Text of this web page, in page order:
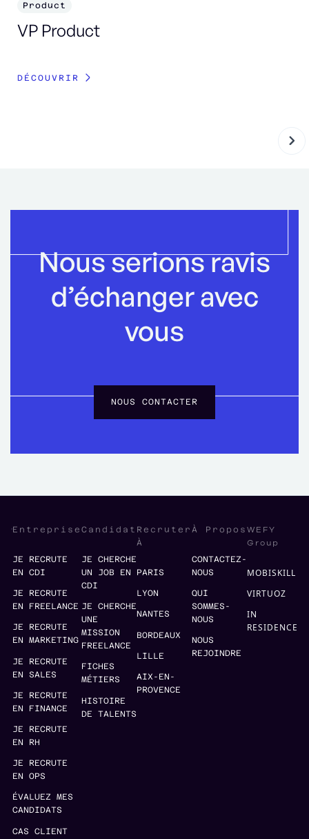
Product
VP Product
DÉCOUVRIR
Nous serions ravis
d’échanger avec
vous
NOUS CONTACTER
Entreprise
JE RECRUTE
EN CDI
JE RECRUTE
EN FREELANCE
JE RECRUTE
EN MARKETING
JE RECRUTE
EN SALES
JE RECRUTE
EN FINANCE
JE RECRUTE
EN RH
JE RECRUTE
EN OPS
ÉVALUEZ MES
CANDIDATS
CAS CLIENT
Candidat
JE CHERCHE
UN JOB EN
CDI
JE CHERCHE
UNE
MISSION
FREELANCE
FICHES
MÉTIERS
HISTOIRE
DE TALENTS
Recruter
À
PARIS
LYON
NANTES
BORDEAUX
LILLE
AIX-EN-
PROVENCE
À Propos
CONTACTEZ-
NOUS
QUI
SOMMES-
NOUS
NOUS
REJOINDRE
WEFY
Group
MOBISKILL
VIRTUOZ
IN
RESIDENCE